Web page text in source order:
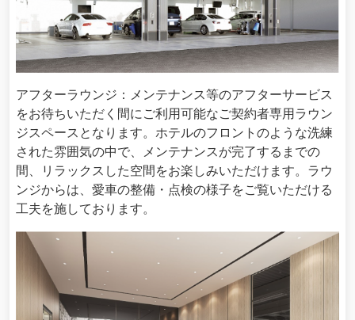
アフターラウンジ：メンテナンス等のアフターサービス
をお待ちいただく間にご利用可能なご契約者専用ラウン
ジスペースとなります。ホテルのフロントのような洗練
された雰囲気の中で、メンテナンスが完了するまでの
間、リラックスした空間をお楽しみいただけます。ラウ
ンジからは、愛車の整備・点検の様子をご覧いただける
工夫を施しております。